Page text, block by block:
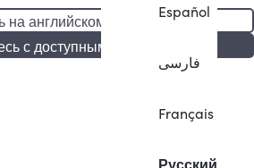
Español
فارسی
Français
Русский
на английском языке
с доступными статьями